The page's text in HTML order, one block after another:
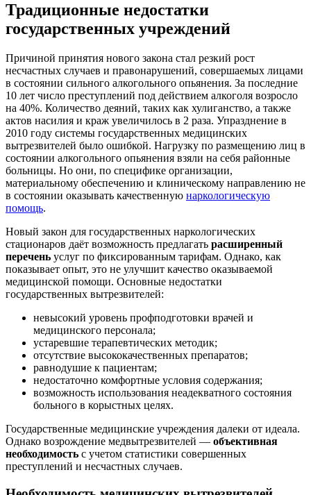
Традиционные недостатки
государственных учреждений
Причиной принятия нового закона стал резкий рост
несчастных случаев и правонарушений, совершаемых лицами
в состоянии сильного алкогольного опьянения. За последние
10 лет число преступлений под действием алкоголя возросло
на 40%. Количество деяний, таких как хулиганство, а также
актов насилия и краж увеличилось в 2 раза. Упразднение в
2010 году системы государственных медицинских
вытрезвителей было ошибкой. Нагрузку по размещению лиц в
состоянии алкогольного опьянения взяли на себя районные
больницы. Но они, по специфике организации,
материальному обеспечению и клиническому направлению не
в состоянии оказывать качественную наркологическую
помощь.
Новый закон для государственных наркологических
стационаров даёт возможность предлагать расширенный
перечень услуг по фиксированным тарифам. Однако, как
показывает опыт, это не улучшит качество оказываемой
медицинской помощи. Основные недостатки
государственных вытрезвителей:
невысокий уровень профподготовки врачей и
медицинского персонала;
устаревшие терапевтических методик;
отсутствие высококачественных препаратов;
равнодушие к пациентам;
недостаточно комфортные условия содержания;
возможность использования неадекватного состояния
больного в корыстных целях.
Государственные медицинские учреждения далеки от идеала.
Однако возрождение медвытрезвителей — объективная
необходимость с учетом статистики совершенных
преступлений и несчастных случаев.